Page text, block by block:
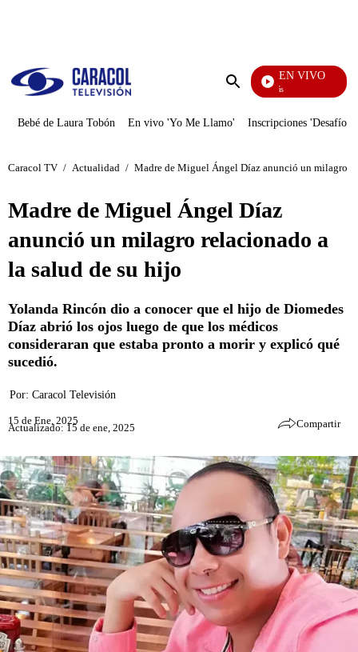
Enviar
EN VIVO
También Caerás
Bebé de Laura Tobón En vivo 'Yo Me Llamo' Inscripciones 'Desafío'
Caracol TV / Actualidad / Madre de Miguel Ángel Díaz anunció un milagro
Madre de Miguel Ángel Díaz
anunció un milagro relacionado a
la salud de su hijo
Yolanda Rincón dio a conocer que el hijo de Diomedes
Díaz abrió los ojos luego de que los médicos
consideraran que estaba pronto a morir y explicó qué
sucedió.
Por: Caracol Televisión
15 de Ene, 2025
Actualizado: 15 de ene, 2025 Compartir